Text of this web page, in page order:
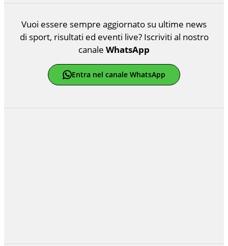
Vuoi essere sempre aggiornato su ultime news
di sport, risultati ed eventi live? Iscriviti al nostro
canale WhatsApp
Entra nel canale WhatsApp